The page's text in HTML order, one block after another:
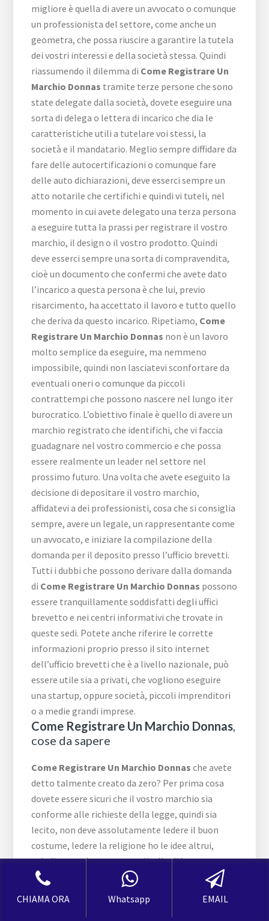
migliore è quella di avere un avvocato o comunque
un professionista del settore, come anche un
geometra, che possa riuscire a garantire la tutela
dei vostri interessi e della società stessa. Quindi
riassumendo il dilemma di Come Registrare Un
Marchio Donnas tramite terze persone che sono
state delegate dalla società, dovete eseguire una
sorta di delega o lettera di incarico che dia le
caratteristiche utili a tutelare voi stessi, la
società e il mandatario. Meglio sempre diffidare da
fare delle autocertificazioni o comunque fare
delle auto dichiarazioni, deve esserci sempre un
atto notarile che certifichi e quindi vi tuteli, nel
momento in cui avete delegato una terza persona
a eseguire tutta la prassi per registrare il vostro
marchio, il design o il vostro prodotto. Quindi
deve esserci sempre una sorta di compravendita,
cioè un documento che confermi che avete dato
l’incarico a questa persona è che lui, previo
risarcimento, ha accettato il lavoro e tutto quello
che deriva da questo incarico. Ripetiamo, Come
Registrare Un Marchio Donnas non è un lavoro
molto semplice da eseguire, ma nemmeno
impossibile, quindi non lasciatevi sconfortare da
eventuali oneri o comunque da piccoli
contrattempi che possono nascere nel lungo iter
burocratico. L’obiettivo finale è quello di avere un
marchio registrato che identifichi, che vi faccia
guadagnare nel vostro commercio e che possa
essere realmente un leader nel settore nel
prossimo futuro. Una volta che avete eseguito la
decisione di depositare il vostro marchio,
affidatevi a dei professionisti, cosa che si consiglia
sempre, avere un legale, un rappresentante come
un avvocato, e iniziare la compilazione della
domanda per il deposito presso l’ufficio brevetti.
Tutti i dubbi che possono derivare dalla domanda
di Come Registrare Un Marchio Donnas possono
essere tranquillamente soddisfatti degli uffici
brevetto e nei centri informativi che trovate in
queste sedi. Potete anche riferire le corrette
informazioni proprio presso il sito internet
dell’ufficio brevetti che è a livello nazionale, può
essere utile sia a privati, che vogliono eseguire
una startup, oppure società, piccoli imprenditori
o a medie grandi imprese.
Come Registrare Un Marchio Donnas,
cose da sapere
Come Registrare Un Marchio Donnas che avete
detto talmente creato da zero? Per prima cosa
dovete essere sicuri che il vostro marchio sia
conforme alle richieste della legge, quindi sia
lecito, non deve assolutamente ledere il buon
costume, ledere la religione ho le idee altrui,
quindi essere ben accetto a livello di buon
costume. Occorre eseguire anche una sorta di
ricerca per essere sicuri che il vostro marchio sia
unico, nel senso che un disegno o una scritta non
CHIAMA ORA Whatsapp EMAIL